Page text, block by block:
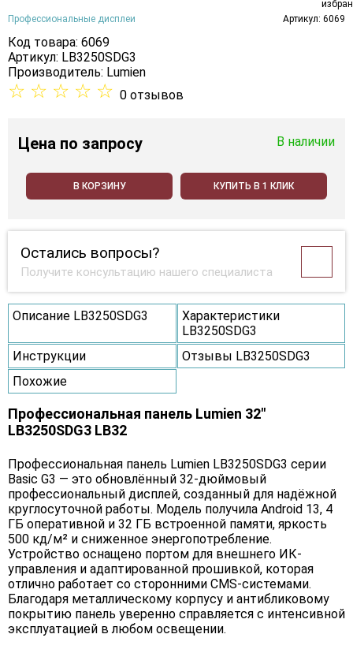
Профессиональные дисплеи Артикул: 6069
Код товара: 6069
Артикул: LB3250SDG3
Производитель: Lumien
☆ ☆ ☆ ☆ ☆ 0 отзывов
Цена по запросу В наличии
В КОРЗИНУ КУПИТЬ В 1 КЛИК
Остались вопросы?
Получите консультацию нашего специалиста
Описание LB3250SDG3
Характеристики
LB3250SDG3
Инструкции
Отзывы LB3250SDG3
Похожие
Профессиональная панель Lumien 32"
LB3250SDG3 LB32
Профессиональная панель Lumien LB3250SDG3 серии
Basic G3 — это обновлённый 32-дюймовый
профессиональный дисплей, созданный для надёжной
круглосуточной работы. Модель получила Android 13, 4
ГБ оперативной и 32 ГБ встроенной памяти, яркость
500 кд/м² и сниженное энергопотребление.
Устройство оснащено портом для внешнего ИК-
управления и адаптированной прошивкой, которая
отлично работает со сторонними CMS-системами.
Благодаря металлическому корпусу и антибликовому
покрытию панель уверенно справляется с интенсивной
эксплуатацией в любом освещении.